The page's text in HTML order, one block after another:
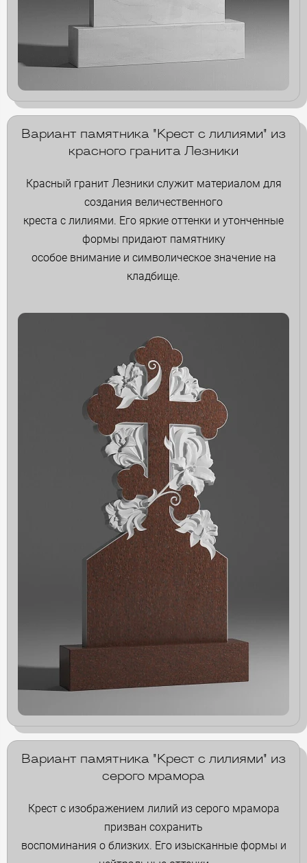
Вариант памятника "Крест с лилиями" из
красного гранита Лезники
Красный гранит Лезники служит материалом для
создания величественного
креста с лилиями. Его яркие оттенки и утонченные
формы придают памятнику
особое внимание и символическое значение на
кладбище.
Вариант памятника "Крест с лилиями" из
серого мрамора
Крест с изображением лилий из серого мрамора
призван сохранить
воспоминания о близких. Его изысканные формы и